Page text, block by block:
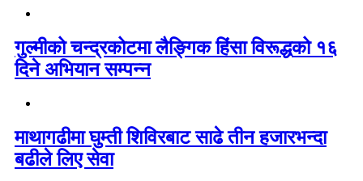
गुल्मीको चन्द्रकोटमा लैङ्गिक हिंसा विरूद्धको १६
दिने अभियान सम्पन्न
माथागढीमा घुम्ती शिविरबाट साढे तीन हजारभन्दा
बढीले लिए सेवा